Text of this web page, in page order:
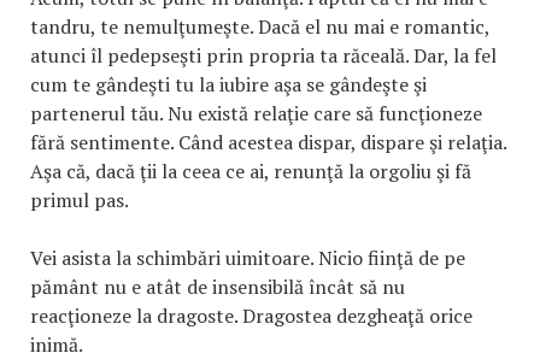
tandru, te nemulţumeşte. Dacă el nu mai e romantic,
atunci îl pedepseşti prin propria ta răceală. Dar, la fel
cum te gândeşti tu la iubire aşa se gândeşte şi
partenerul tău. Nu există relaţie care să funcţioneze
fără sentimente. Când acestea dispar, dispare şi relaţia.
Aşa că, dacă ţii la ceea ce ai, renunţă la orgoliu şi fă
primul pas.
Vei asista la schimbări uimitoare. Nicio fiinţă de pe
pământ nu e atât de insensibilă încât să nu
reacţioneze la dragoste. Dragostea dezgheaţă orice
inimă.